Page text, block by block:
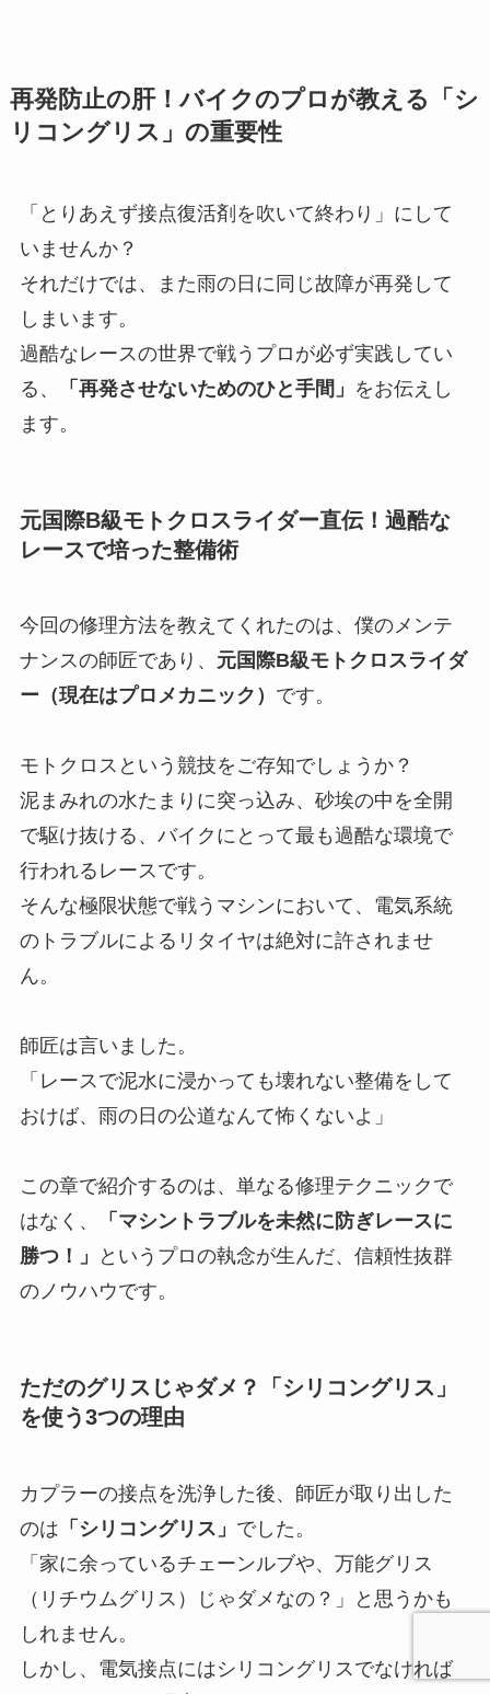
再発防止の肝！バイクのプロが教える「シ
リコングリス」の重要性
「とりあえず接点復活剤を吹いて終わり」にして
いませんか？
それだけでは、また雨の日に同じ故障が再発して
しまいます。
過酷なレースの世界で戦うプロが必ず実践してい
る、
「再発させないためのひと手間」 をお伝えし
ます。
元国際B級モトクロスライダー直伝！過酷な
レースで培った整備術
今回の修理方法を教えてくれたのは、僕のメンテ
ナンスの師匠であり、 元国際B級モトクロスライダ
ー（現在はプロメカニック） です。
モトクロスという競技をご存知でしょうか？
泥まみれの水たまりに突っ込み、砂埃の中を全開
で駆け抜ける、バイクにとって最も過酷な環境で
行われるレースです。
そんな極限状態で戦うマシンにおいて、電気系統
のトラブルによるリタイヤは絶対に許されませ
ん。
師匠は言いました。
「レースで泥水に浸かっても壊れない整備をして
おけば、雨の日の公道なんて怖くないよ」
この章で紹介するのは、単なる修理テクニックで
はなく、
「マシントラブルを未然に防ぎレースに
勝つ！」
というプロの執念が生んだ、信頼性抜群
のノウハウです。
ただのグリスじゃダメ？「シリコングリス」
を使う3つの理由
カプラーの接点を洗浄した後、師匠が取り出した
のは 「シリコングリス」 でした。
「家に余っているチェーンルブや、万能グリス
（リチウムグリス）じゃダメなの？」と思うかも
しれません。
しかし、電気接点にはシリコングリスでなければ